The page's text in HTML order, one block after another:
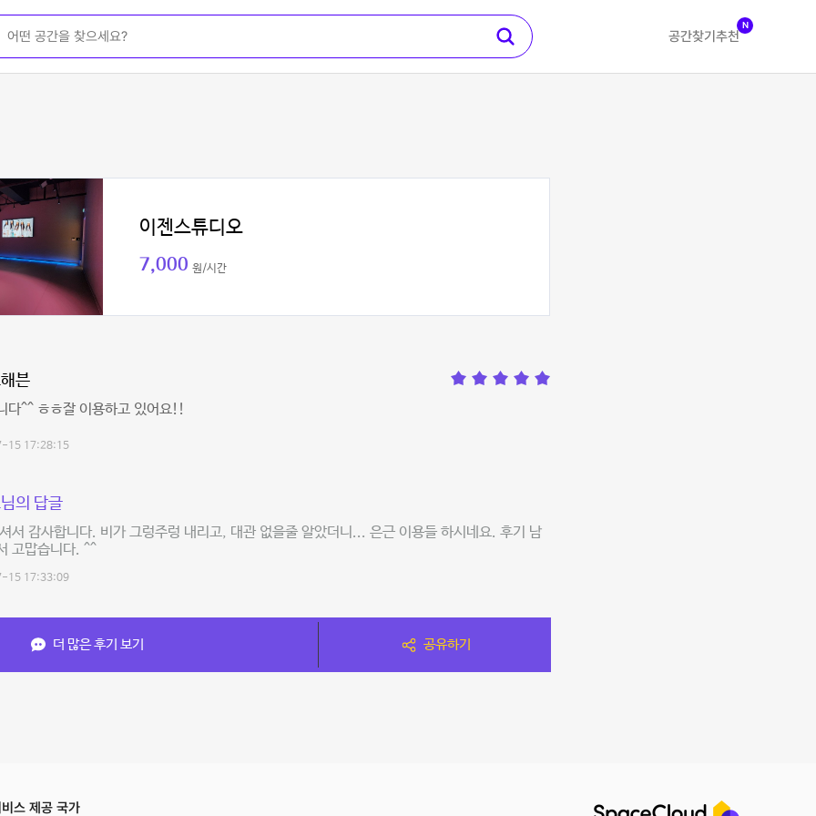
공간찾기 추천
N
이젠스튜디오
7,000 원/시간
븐
다^^ ㅎㅎ잘 이용하고 있어요!!
15 17:28:15
의 답글
서 감사합니다. 비가 그렁주렁 내리고, 대관 없을줄 알았더니... 은근 이용들 하시네요. 후기 남
고맙습니다. ^^
15 17:33:09
더 많은 후기 보기 공유하기
스 제공 국가